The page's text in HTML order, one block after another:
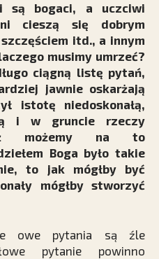
są bogaci, a uczciwi
cieszą się dobrym
itd., a innym
musimy umrzeć?
ciągną listę pytań,
jawnie oskarżają
istotę niedoskonałą,
i w gruncie rzeczy
możemy na to
Boga było takie
to jak mógłby być
mógłby stworzyć
owe pytania są źle
pytanie powinno